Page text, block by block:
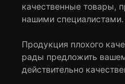
качественные товары,
нашими специалистами.
Продукция плохого
рады предложить
действительно